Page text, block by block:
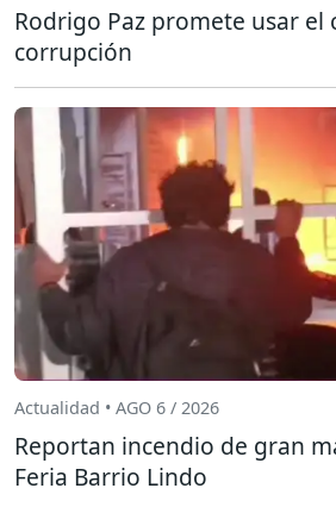
Rodrigo Paz promete usar el
corrupción
Actualidad • AGO 6 / 2026
Reportan incendio de gran
Feria Barrio Lindo